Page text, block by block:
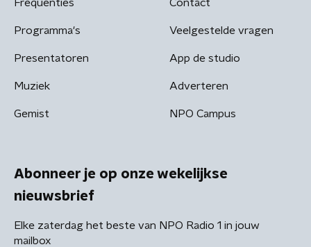
Frequenties
Programma's
Presentatoren
Muziek
Gemist
Contact
Veelgestelde vragen
App de studio
Adverteren
NPO Campus
Abonneer je op onze wekelijkse
nieuwsbrief
Elke zaterdag het beste van NPO Radio 1 in jouw
mailbox